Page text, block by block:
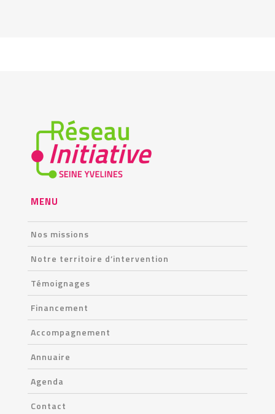
MENU
Nos missions
Notre territoire d’intervention
Témoignages
Financement
Accompagnement
Annuaire
Agenda
Contact